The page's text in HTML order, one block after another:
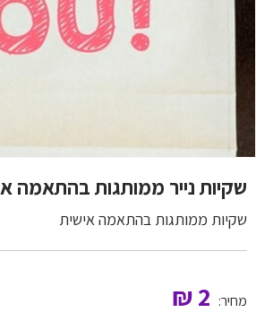
שקיות נייר ממותגות בהתאמה
שקיות ממותגות בהתאמה אישית
מחיר: 2
₪